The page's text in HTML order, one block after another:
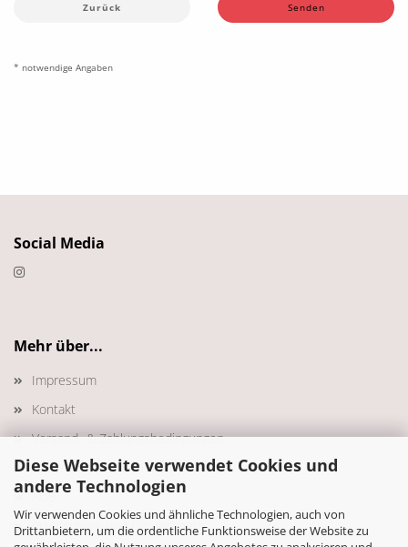
Diese Webseite verwendet Cookies und
andere Technologien
Wir verwenden Cookies und ähnliche Technologien, auch von
Drittanbietern, um die ordentliche Funktionsweise der Website zu
Zurück Senden
* notwendige Angaben
Social Media
Mehr über...
Impressum
Kontakt
Versand- & Zahlungsbedingungen
Widerrufsrecht & Muster-Widerrufsformular
AGB
Privatsphäre und Datenschutz